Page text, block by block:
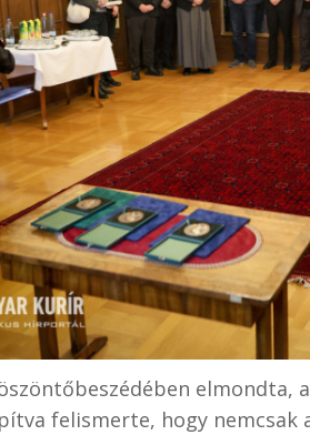
elmondta,
felismerte, hogy nemcsak